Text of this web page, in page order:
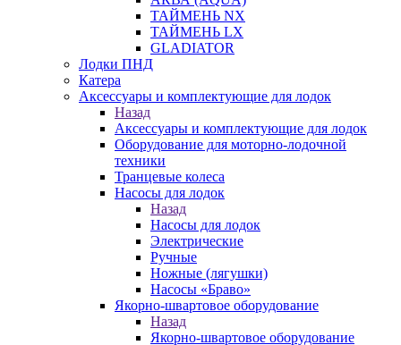
ТАЙМЕНЬ NX
ТАЙМЕНЬ LX
GLADIATOR
Лодки ПНД
Катера
Аксессуары и комплектующие для лодок
Назад
Аксессуары и комплектующие для лодок
Оборудование для моторно-лодочной
техники
Транцевые колеса
Насосы для лодок
Назад
Насосы для лодок
Электрические
Ручные
Ножные (лягушки)
Насосы «Браво»
Якорно-швартовое оборудование
Назад
Якорно-швартовое оборудование